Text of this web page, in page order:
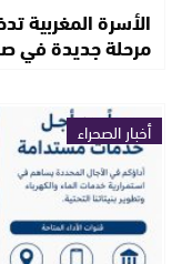
الأسرة المغربية
مرحلة جديدة في
أخبار الصحراء